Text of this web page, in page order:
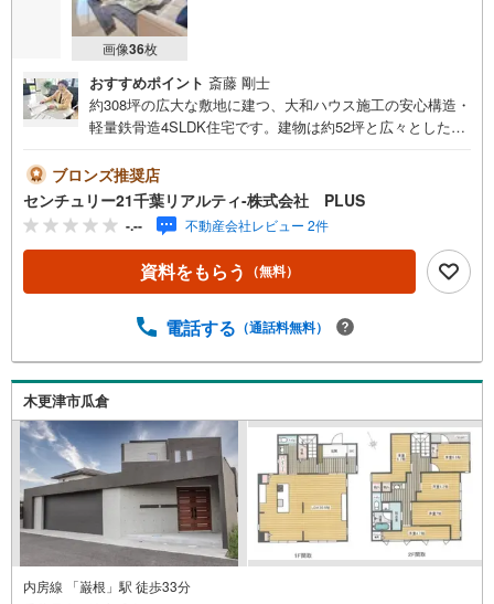
画像36枚
おすすめポイント 斎藤 剛士
約308坪の広大な敷地に建つ、大和ハウス施工の安心構造・
軽量鉄骨造4SLDK住宅です。建物は約52坪と広々とした設
台以上確保されており、ご家族で複数台の車を所有されて
いる方や来客の多い方にも安心です。陽当り・通風ともに
良好で、自然光がたっぷり差し込む心地よい室内空間が魅
力。全体的に明るく、風の抜けも良いため、1年を通して快
適にお過ごしいただけます。さらにオール電化仕様で、安
全性と経済性を兼ね備えた暮らしをサポート。敷地内には
然と触れ合う生活も楽しめます。子育て世帯や趣味を楽し
り、コンビニまで徒歩約3分、スーパー・ドラッグストアま
で車で約2分と、毎日のお買い物にも困りません。木更津金
田ICまでは車で約10分と、都心やレジャー施設へのアクセ
スも良好です。
ブロンズ推奨店
センチュリー21千葉リアルティ-株式会社 PLUS
-.-- 不動産会社レビュー 2件
資料をもらう （無料）
電話する （通話料無料）
木更津市瓜倉
内房線 「巌根」駅 徒歩33分